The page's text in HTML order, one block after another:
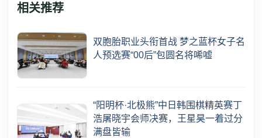
相关推荐
双胞胎职业头衔首战 梦之蓝杯女子名
人预选赛“00后”包圆名将唏嘘
“阳明杯·北极熊”中日韩围棋精英赛丁
浩屠晓宇会师决赛，王星昊一着过分
满盘皆输